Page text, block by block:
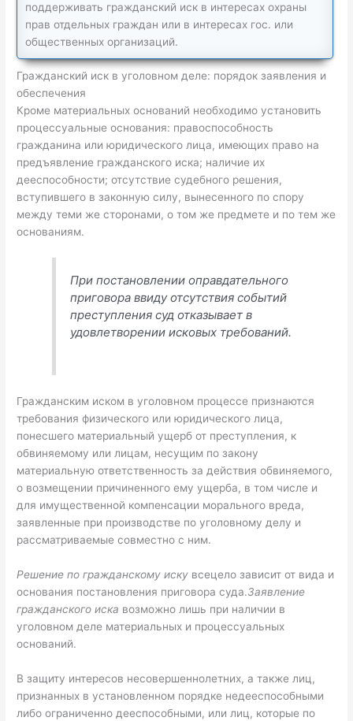
поддерживать гражданский иск в интересах охраны
прав отдельных граждан или в интересах гос. или
общественных организаций.
Гражданский иск в уголовном деле: порядок заявления и
обеспечения
Кроме материальных оснований необходимо установить
процессуальные основания: правоспособность
гражданина или юридического лица, имеющих право на
предъявление гражданского иска; наличие их
дееспособности; отсутствие судебного решения,
вступившего в законную силу, вынесенного по спору
между теми же сторонами, о том же предмете и по тем же
основаниям.
При постановлении оправдательного
приговора ввиду отсутствия событий
преступления суд отказывает в
удовлетворении исковых требований.
Гражданским иском в уголовном процессе признаются
требования физического или юридического лица,
понесшего материальный ущерб от преступления, к
обвиняемому или лицам, несущим по закону
материальную ответственность за действия обвиняемого,
о возмещении причиненного ему ущерба, в том числе и
для имущественной компенсации морального вреда,
заявленные при производстве по уголовному делу и
рассматриваемые совместно с ним.
Решение по гражданскому иску всецело зависит от вида и
основания постановления приговора суда.Заявление
гражданского иска возможно лишь при наличии в
уголовном деле материальных и процессуальных
оснований.
В защиту интересов несовершеннолетних, а также лиц,
признанных в установленном порядке недееспособными
либо ограниченно дееспособными, или лиц, которые по